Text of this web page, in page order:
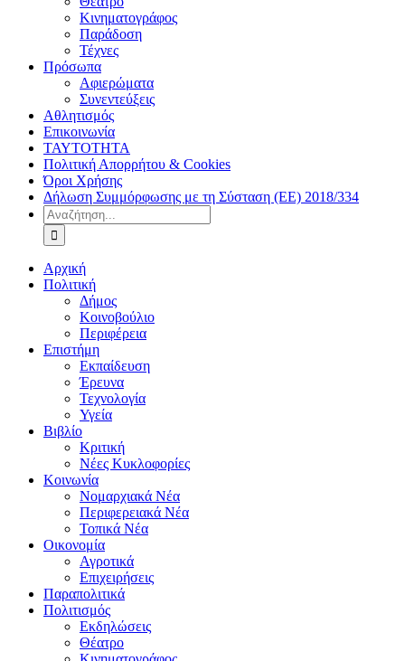
Κινηματογράφος
Παράδοση
Τέχνες
Πρόσωπα
Αφιερώματα
Συνεντεύξεις
Αθλητισμός
Επικοινωνία
ΤΑΥΤΟΤΗΤΑ
Πολιτική Απορρήτου & Cookies
Όροι Χρήσης
Δήλωση Συμμόρφωσης με τη Σύσταση (ΕΕ) 2018/334
Αναζήτηση
για:
Αρχική
Πολιτική
Δήμος
Κοινοβούλιο
Περιφέρεια
Επιστήμη
Εκπαίδευση
Έρευνα
Τεχνολογία
Υγεία
Βιβλίο
Κριτική
Νέες Κυκλοφορίες
Κοινωνία
Νομαρχιακά Νέα
Περιφερειακά Νέα
Τοπικά Νέα
Οικονομία
Αγροτικά
Επιχειρήσεις
Παραπολιτικά
Πολιτισμός
Εκδηλώσεις
Θέατρο